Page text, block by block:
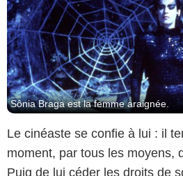
Sônia Braga est la femme araignée.
Le cinéaste se confie à lui : il
moment, par tous les moyens,
Puig de lui céder les droits de